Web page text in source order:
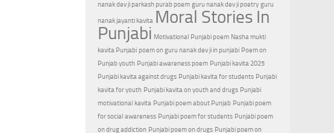
nanak dev ji parkash purab poem guru nanak dev ji poetry guru
nanak jayanti kavita Moral Stories In
Punjabi Motivational Punjabi poem Nasha mukti
kavita Punjabi poem on guru nanak dev ji in punjabi Poem on
Punjab youth Punjabi awareness poem Punjabi kavita 2025
Punjabi kavita against drugs Punjabi kavita for students Punjabi
kavita for youth Punjabi kavita on youth and drugs Punjabi
motivational kavita Punjabi poem about Punjab Punjabi poem
for social awareness Punjabi poem for students Punjabi poem
on drug addiction Punjabi poem on drugs Punjabi poem on